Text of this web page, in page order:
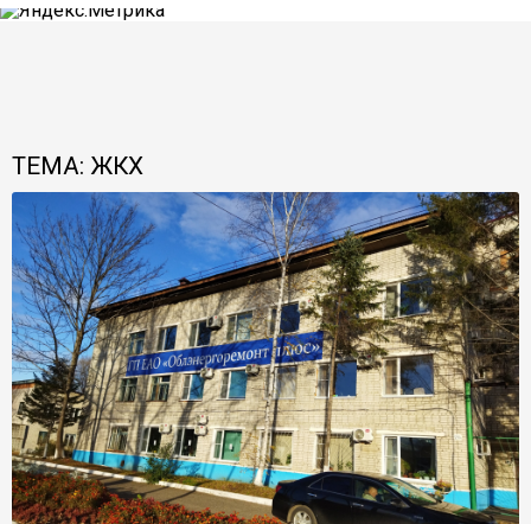
ТЕМА: ЖКХ